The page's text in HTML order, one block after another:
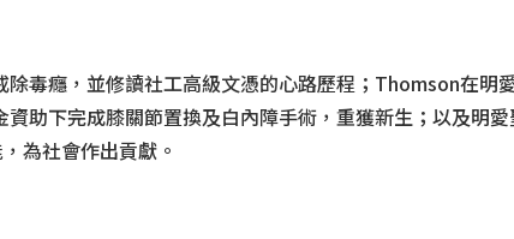
毒癮，並修讀社工高級文憑的心路歷程；Thomson在明
助下完成膝關節置換及白內障手術，重獲新生；以及明
為社會作出貢獻。